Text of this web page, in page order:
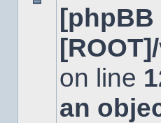
Aucun
message
non
[phpBB
on line
an